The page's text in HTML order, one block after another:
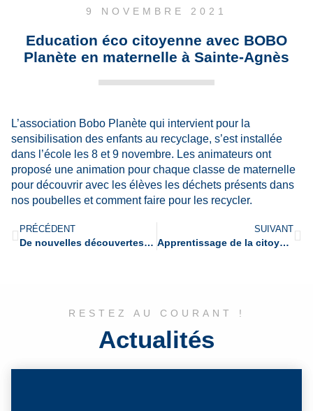
9 NOVEMBRE 2021
Education éco citoyenne avec BOBO
Planète en maternelle à Sainte-Agnès
L’association Bobo Planète qui intervient pour la
sensibilisation des enfants au recyclage, s’est installée
dans l’école les 8 et 9 novembre. Les animateurs ont
proposé une animation pour chaque classe de maternelle
pour découvrir avec les élèves les déchets présents dans
nos poubelles et comment faire pour les recycler.
PRÉCÉDENT
De nouvelles découvertes culturelles à la bibliothèque municipale
SUIVANT
Apprentissage de la citoyenneté
RESTEZ AU COURANT !
Actualités